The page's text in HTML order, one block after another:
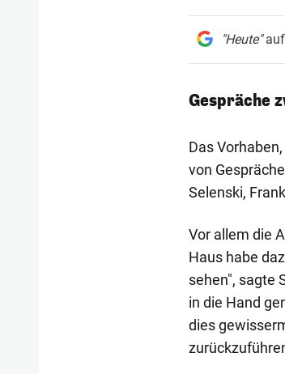
"Heute"auf
Gespräche
Das
von
Selenski,
Vor allem die
Haus habe
sehen", sagte
in die Hand
dies